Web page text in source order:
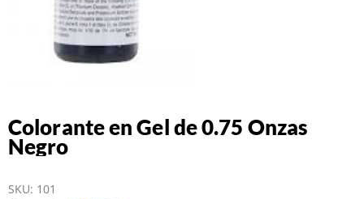
Colorante en Gel de 0.75 Onzas
Negro
SKU: 101